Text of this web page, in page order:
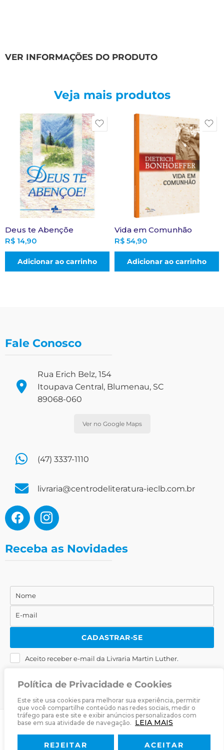
Política de Privacidade e Cookies
Este site usa cookies para melhorar sua experiência, permitir
que você compartilhe conteúdo nas redes sociais, medir o
tráfego para este site e exibir anúncios personalizados com
base em sua atividade de navegação. LEIA MAIS
REJEITAR ACEITAR
VER INFORMAÇÕES DO PRODUTO
Veja mais produtos
Deus te Abençõe
R$ 14,90
Adicionar ao carrinho
Vida em Comunhão
R$ 54,90
Adicionar ao carrinho
Fale Conosco
Rua Erich Belz, 154
Itoupava Central, Blumenau, SC
89068-060
Ver no Google Maps
(47) 3337-1110
livraria@centrodeliteratura-ieclb.com.br
Receba as Novidades
Nome
Nome
E-
mail
E-mail
CADASTRAR-SE
Aceito receber e-mail da Livraria Martin Luther.
Livraria Martin Luther· Desenvolvido porZwei Arts
Livraria Política de Privacidade Termos & Condições